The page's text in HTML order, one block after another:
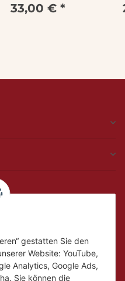
gestatten Sie den
Website: YouTube,
Analytics, Google Ads,
Sie können die
33,00 € *